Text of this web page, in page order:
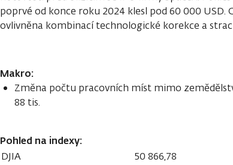
poprvé od konce roku 2024 klesl pod 60 000
ovlivněna kombinací technologické korekce a
Makro:
Změna počtu pracovních míst mimo
88 tis.
Pohled na indexy:
DJIA 50 866,78